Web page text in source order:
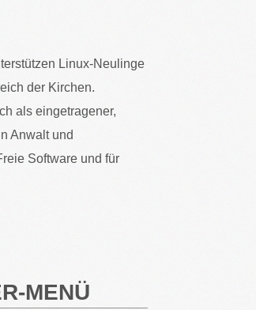
Linux-Neulinge
der Kirchen.
als eingetragener,
Anwalt und
Software und für
MENÜ